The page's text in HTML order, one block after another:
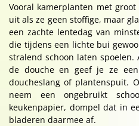
Vooral kamerplanten met
uit als ze geen stoffige, maar
een zachte lentedag van
die tijdens een lichte bui
stralend schoon laten
de douche en geef je ze
doucheslang of plantenspuit.
neem een ongebruikt
keukenpapier, dompel dat in
bladeren daarmee af.